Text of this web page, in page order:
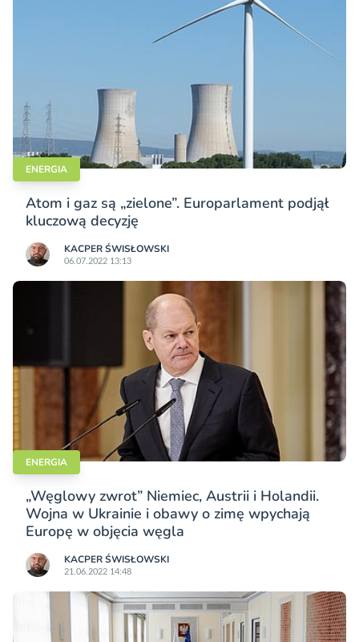
ENERGIA
Atom i gaz są „zielone”. Europarlament podjął
kluczową decyzję
KACPER ŚWISŁO­WSKI
06.07.2022 13:13
ENERGIA
„Węglowy zwrot” Niemiec, Austrii i Holandii.
Wojna w Ukrainie i obawy o zimę wpychają
Europę w objęcia węgla
KACPER ŚWISŁO­WSKI
21.06.2022 14:48